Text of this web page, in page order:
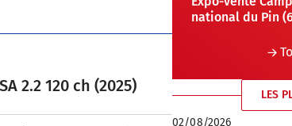
2.2 120 ch (2025)
national du Pin
LES
02/08/2026